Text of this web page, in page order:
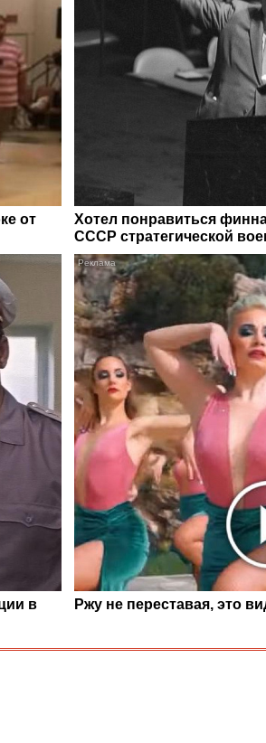
от
Хотел понравиться
СССР стратегической
в
Ржу не переставая, это